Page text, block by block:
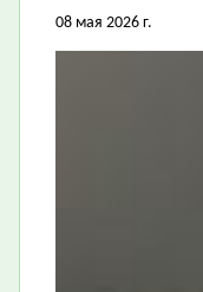
08 мая 2026 г.